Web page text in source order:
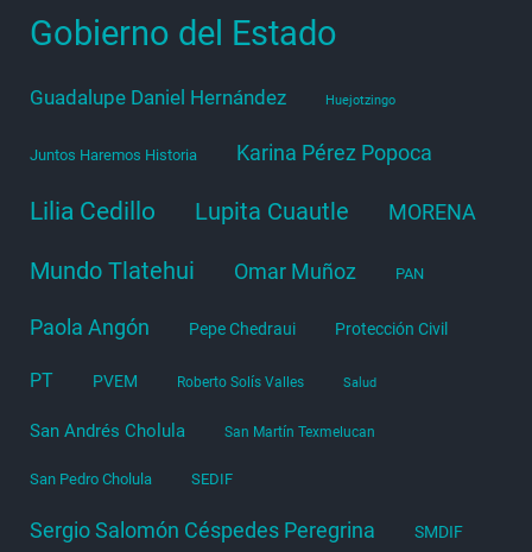
Gobierno del Estado
Guadalupe Daniel Hernández Huejotzingo
Juntos Haremos Historia Karina Pérez Popoca
Lilia Cedillo Lupita Cuautle MORENA
Mundo Tlatehui Omar Muñoz PAN
Paola Angón Pepe Chedraui Protección Civil
PT PVEM Roberto Solís Valles Salud
San Andrés Cholula San Martín Texmelucan
San Pedro Cholula SEDIF
Sergio Salomón Céspedes Peregrina SMDIF